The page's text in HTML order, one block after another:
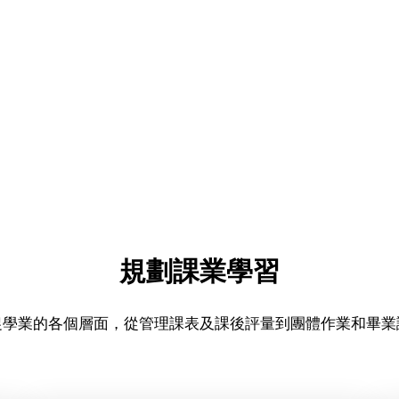
規劃課業學習
業的各個層面，從管理課表及課後評量到團體作業和畢業